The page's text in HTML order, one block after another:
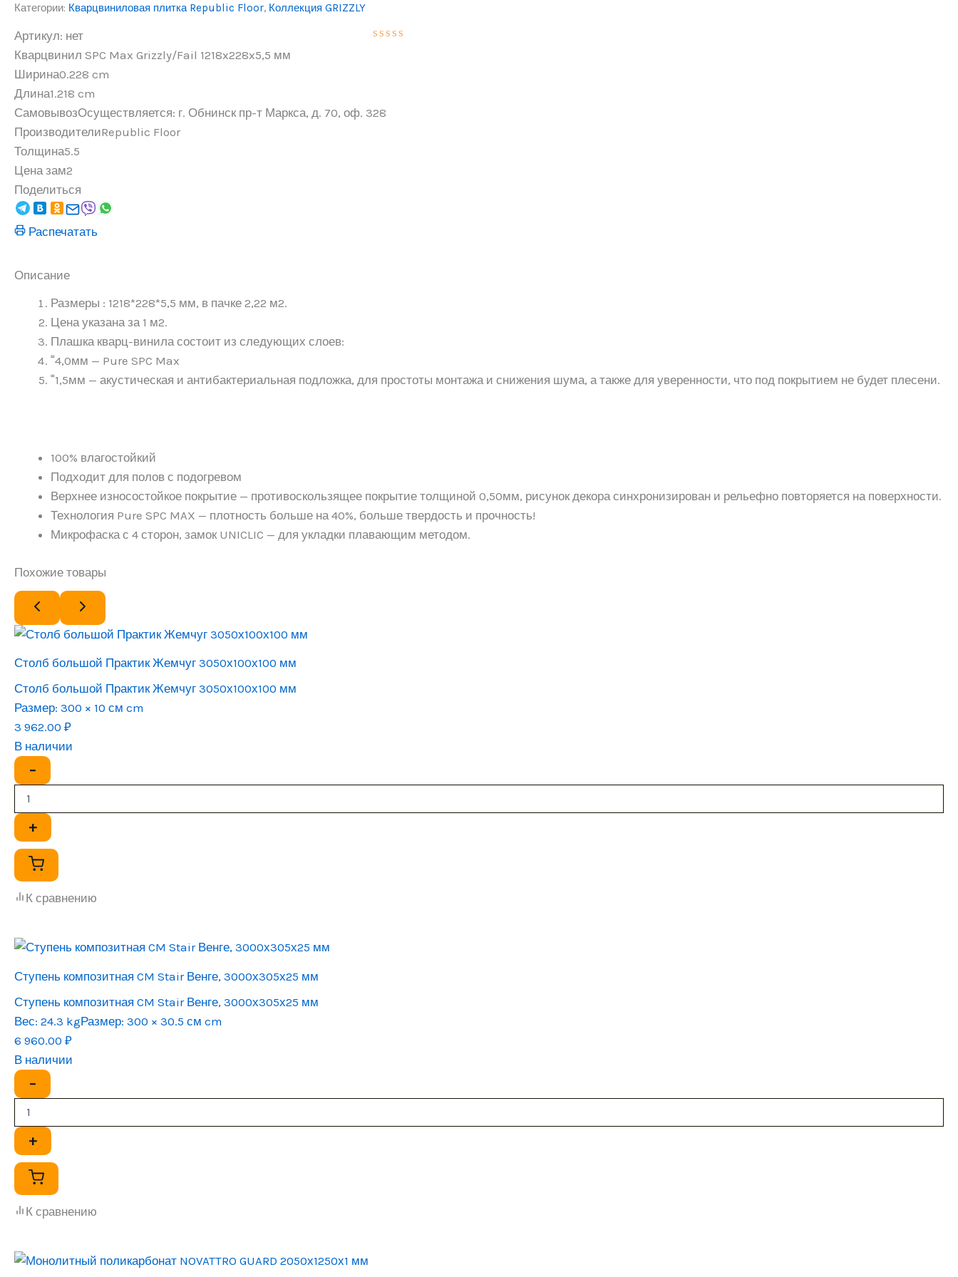
Max
1218x228x5,5
мм
Категории: Кварцвиниловая плитка Republic Floor, Коллекция GRIZZLY
Артикул: нет
Кварцвинил SPC Max Grizzly/Fail 1218x228x5,5 мм
Ширина0.228 cm
Длина1.218 cm
СамовывозОсуществляется: г. Обнинск пр-т Маркса, д. 70, оф. 328
ПроизводителиRepublic Floor
Толщина5.5
Цена зам2
Поделиться
Распечатать
Описание
Размеры : 1218*228*5,5 мм, в пачке 2,22 м2.
Цена указана за 1 м2.
Плашка кварц-винила состоит из следующих слоев:
˭4,0мм — Pure SPC Max
˭1,5мм — акустическая и антибактериальная подложка, для простоты монтажа и снижения шума, а также для уверенности, что под покрытием не будет плесени.
100% влагостойкий
Подходит для полов с подогревом
Верхнее износостойкое покрытие — противоскользящее покрытие толщиной 0,50мм, рисунок декора синхронизирован и рельефно повторяется на поверхности.
Технология Pure SPC MAX — плотность больше на 40%, больше твердость и прочность!
Микрофаска с 4 сторон, замок UNICLIC — для укладки плавающим методом.
Похожие товары
Столб большой Практик Жемчуг 3050х100х100 мм
Столб большой Практик Жемчуг 3050х100х100 мм
Размер: 300 × 10 см cm
3 962.00 ₽
В наличии
−
+
К сравнению
Ступень композитная CM Stair Венге, 3000х305х25 мм
Ступень композитная CM Stair Венге, 3000х305х25 мм
Вес: 24.3 kgРазмер: 300 × 30.5 см cm
6 960.00 ₽
В наличии
−
+
К сравнению